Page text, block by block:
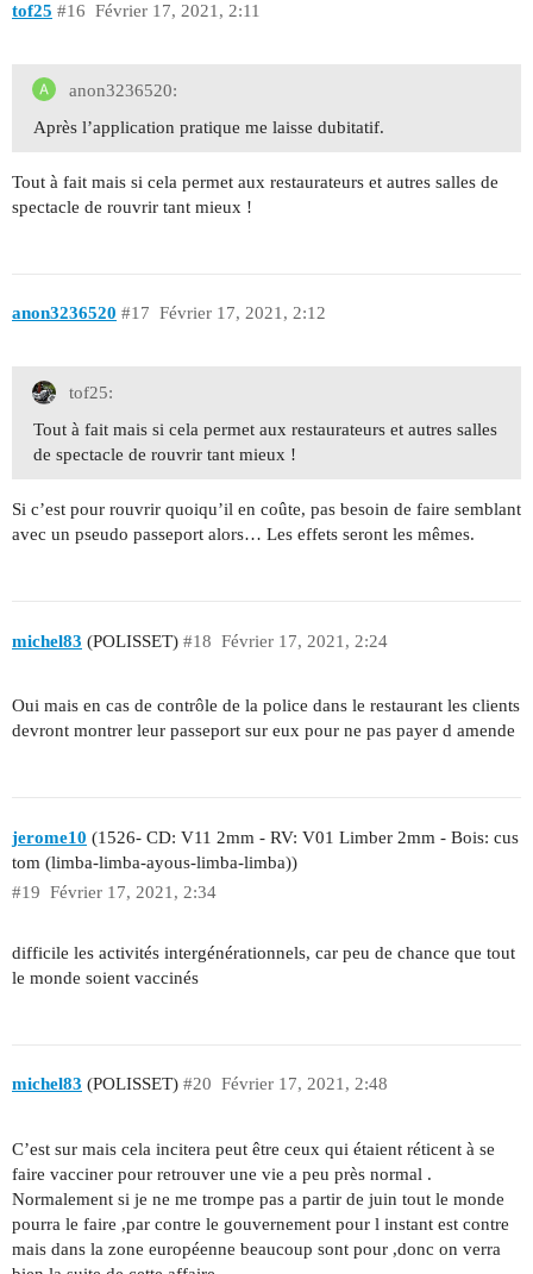
tof25 Février 17, 2021, 2:11
#16
anon3236520:
Après l’application pratique me laisse dubitatif.
Tout à fait mais si cela permet aux restaurateurs et autres salles de
spectacle de rouvrir tant mieux !
anon3236520 Février 17, 2021, 2:12
#17
tof25:
Tout à fait mais si cela permet aux restaurateurs et autres salles
de spectacle de rouvrir tant mieux !
Si c’est pour rouvrir quoiqu’il en coûte, pas besoin de faire semblant
avec un pseudo passeport alors… Les effets seront les mêmes.
michel83 (POLISSET) Février 17, 2021, 2:24
#18
Oui mais en cas de contrôle de la police dans le restaurant les clients
devront montrer leur passeport sur eux pour ne pas payer d amende
jerome10 (1526- CD: V11 2mm - RV: V01 Limber 2mm - Bois: cus
tom (limba-limba-ayous-limba-limba))
Février 17, 2021, 2:34
#19
difficile les activités intergénérationnels, car peu de chance que tout
le monde soient vaccinés
michel83 (POLISSET) Février 17, 2021, 2:48
#20
C’est sur mais cela incitera peut être ceux qui étaient réticent à se
faire vacciner pour retrouver une vie a peu près normal .
Normalement si je ne me trompe pas a partir de juin tout le monde
pourra le faire ,par contre le gouvernement pour l instant est contre
mais dans la zone européenne beaucoup sont pour ,donc on verra